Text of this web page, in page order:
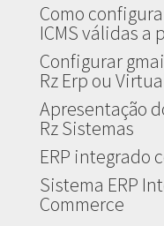
Como
ICMS válidas a
Configurar
Rz Erp ou
Apresentação
Rz Sistemas
ERP integrado
Sistema ERP
Commerce